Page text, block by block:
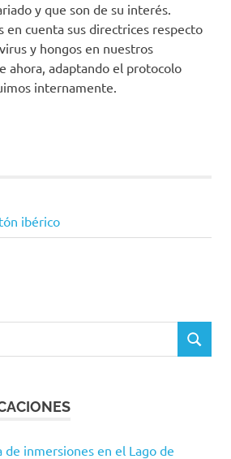
y que son de su interés.
en cuenta sus directrices respecto
y hongos en nuestros
ahora, adaptando el protocolo
internamente.
ibérico
BUSCAR
de inmersiones en el Lago de